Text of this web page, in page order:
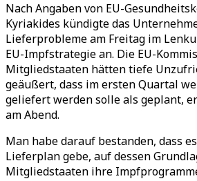
Nach Angaben von EU-
Kyriakides kündigte das
Lieferprobleme am Freitag im
EU-Impfstrategie an. Die EU-
Mitgliedstaaten hätten tiefe
geäußert, dass im ersten Quartal
geliefert werden solle als geplant,
am Abend.
Man habe darauf bestanden, dass
Lieferplan gebe, auf dessen
Mitgliedstaaten ihre